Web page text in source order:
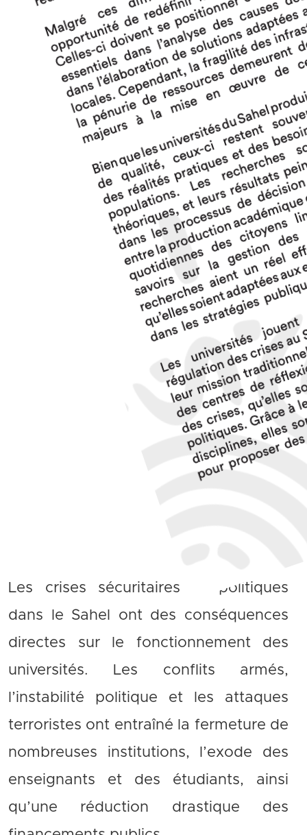
Les crises sécuritaires et politiques
dans le Sahel ont des conséquences
directes sur le fonctionnement des
universités. Les conflits armés,
l’instabilité politique et les attaques
terroristes ont entraîné la fermeture de
nombreuses institutions, l’exode des
enseignants et des étudiants, ainsi
qu’une réduction drastique des